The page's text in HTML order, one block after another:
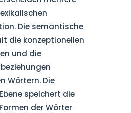
Die semantische
die konzeptionellen
und die
Wörtern. Die
speichert die
der Wörter